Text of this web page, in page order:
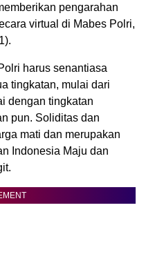
pengarahan
virtual di Mabes Polri,
harus senantiasa
tingkatan, mulai dari
dengan tingkatan
pun. Soliditas dan
mati dan merupakan
Indonesia Maju dan